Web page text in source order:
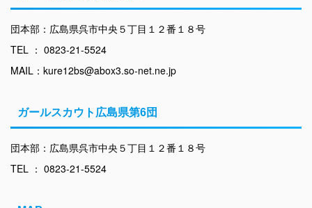
団本部：広島県呉市中央５丁目１２番１８号
TEL ： 0823-21-5524
MAIL：kure12bs@abox3.so-net.ne.jp
ガールスカウト広島県第6団
団本部：広島県呉市中央５丁目１２番１８号
TEL ： 0823-21-5524